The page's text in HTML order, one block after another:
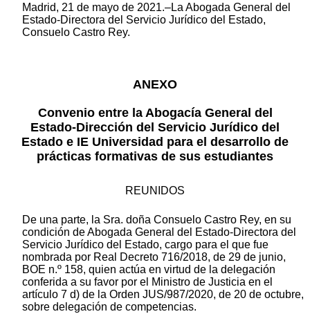
Madrid, 21 de mayo de 2021.–La Abogada General del
Estado-Directora del Servicio Jurídico del Estado,
Consuelo Castro Rey.
ANEXO
Convenio entre la Abogacía General del
Estado-Dirección del Servicio Jurídico del
Estado e IE Universidad para el desarrollo de
prácticas formativas de sus estudiantes
REUNIDOS
De una parte, la Sra. doña Consuelo Castro Rey, en su
condición de Abogada General del Estado-Directora del
Servicio Jurídico del Estado, cargo para el que fue
nombrada por Real Decreto 716/2018, de 29 de junio,
BOE n.º 158, quien actúa en virtud de la delegación
conferida a su favor por el Ministro de Justicia en el
artículo 7 d) de la Orden JUS/987/2020, de 20 de octubre,
sobre delegación de competencias.